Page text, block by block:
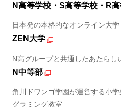
N高等学校・S高等学校・R
日本発の本格的なオンライン大学
ZEN大学
N高グループと共通したあたらし
N中等部
角川ドワンゴ学園が運営する小
グラミング教室